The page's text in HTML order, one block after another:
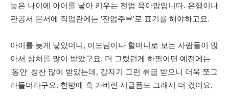
늦은 나이에 아이를 낳아 키우는 전업 육아맘입니다. 은행이나
관공서 문서에 직업란에는 '전업주부'로 표기를 해야하고요.
아이를 늦게 낳았더니, 이모님이나 할머니로 보는 사람들이 많
아서 상처를 많이 받았구요. 더 그랬던게 하필이면 예전에는
'동안' 칭찬 많이 받았는데, 갑자기 그런 취급 받으니 더욱 쪼그
라들더라구요. 한방에 훅 가버린 서글픔도 그래서 더 컸어요.